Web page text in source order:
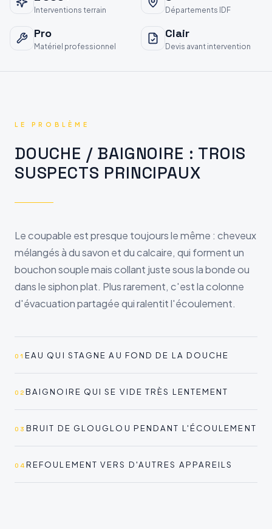
Interventions terrain Départements IDF
Pro
Matériel professionnel
Clair
Devis avant intervention
LE PROBLÈME
DOUCHE / BAIGNOIRE : TROIS
SUSPECTS PRINCIPAUX
Le coupable est presque toujours le même : cheveux
mélangés à du savon et du calcaire, qui forment un
bouchon souple mais collant juste sous la bonde ou
dans le siphon plat. Plus rarement, c'est la colonne
d'évacuation partagée qui ralentit l'écoulement.
01 EAU QUI STAGNE AU FOND DE LA DOUCHE
02 BAIGNOIRE QUI SE VIDE TRÈS LENTEMENT
03 BRUIT DE GLOUGLOU PENDANT L'ÉCOULEMENT
04 REFOULEMENT VERS D'AUTRES APPAREILS